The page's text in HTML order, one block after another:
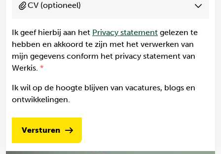
CV (optioneel)
Ik geef hierbij aan het Privacy statement gelezen te
hebben en akkoord te zijn met het verwerken van
mijn gegevens conform het privacy statement van
Werkis.
Ik wil op de hoogte blijven van vacatures, blogs en
ontwikkelingen.
Versturen